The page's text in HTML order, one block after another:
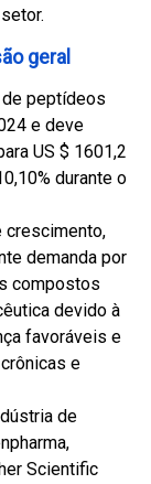
geral
peptídeos
e deve
US $ 1601,2
durante o
crescimento,
demanda por
compostos
devido à
favoráveis ​​e
e
de
Scientific